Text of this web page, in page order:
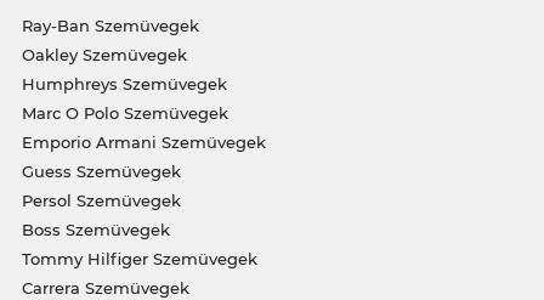
Ray-Ban Szemüvegek
Oakley Szemüvegek
Humphreys Szemüvegek
Marc O Polo Szemüvegek
Emporio Armani Szemüvegek
Guess Szemüvegek
Persol Szemüvegek
Boss Szemüvegek
Tommy Hilfiger Szemüvegek
Carrera Szemüvegek